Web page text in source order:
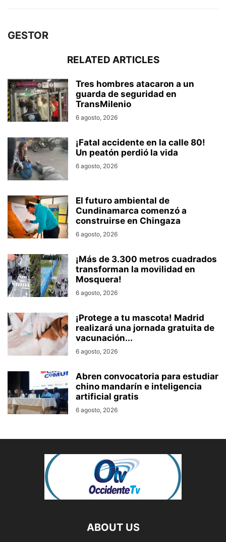
GESTOR
RELATED ARTICLES
Tres hombres atacaron a un
guarda de seguridad en
TransMilenio
6 agosto, 2026
¡Fatal accidente en la calle 80!
Un peatón perdió la vida
6 agosto, 2026
El futuro ambiental de
Cundinamarca comenzó a
construirse en Chingaza
6 agosto, 2026
¡Más de 3.300 metros cuadrados
transforman la movilidad en
Mosquera!
6 agosto, 2026
¡Protege a tu mascota! Madrid
realizará una jornada gratuita de
vacunación...
6 agosto, 2026
Abren convocatoria para estudiar
chino mandarín e inteligencia
artificial gratis
6 agosto, 2026
ABOUT US